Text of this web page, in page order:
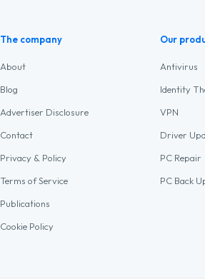
The company
About
Blog
Advertiser Disclosure
Contact
Privacy & Policy
Terms of Service
Publications
Cookie Policy
Our
Antivirus
Identity
VPN
Driver
PC Repair
PC Back